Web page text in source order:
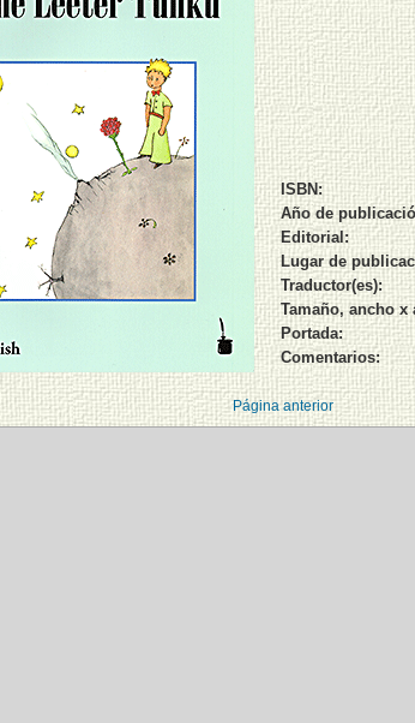
ISBN:
Año de
Editorial:
Lugar de
Traductor(es):
Tamaño, ancho x
Portada:
Comentarios:
Página anterior